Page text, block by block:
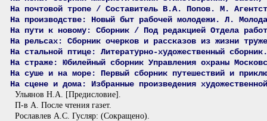
На почтовой тропе / Составитель В.А. Попов. М.
На производстве: Новый быт рабочей молодежи. Л.
На пути к новому: Сборник / Под редакцией Отдела
На рельсах: Сборник очерков и рассказов из жизни
На стальной птице: Литературно-художественный
На страже: Юбилейный сборник Управления охраны
На суше и на море: Первый сборник путешествий и
На сцене и дома: Избранные произведения
Ульянов Н.А. [Предисловие].
П-в А. После чтения газет.
Рославлев А.С. Гусляр: (Сокращено).